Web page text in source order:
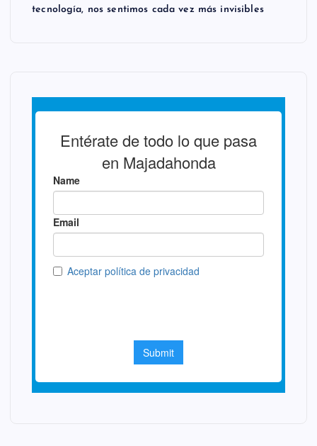
tecnología, nos sentimos cada vez más invisibles